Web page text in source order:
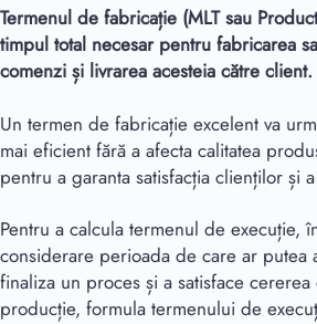
Termenul de fabricație (MLT sau
timpul total necesar pentru fabricarea
comenzi și livrarea acesteia către client.
Un termen de fabricație excelent va
mai eficient fără a afecta calitatea
pentru a garanta satisfacția clienților și
Pentru a calcula termenul de execuție,
considerare perioada de care ar putea
finaliza un proces și a satisface
producție, formula termenului de